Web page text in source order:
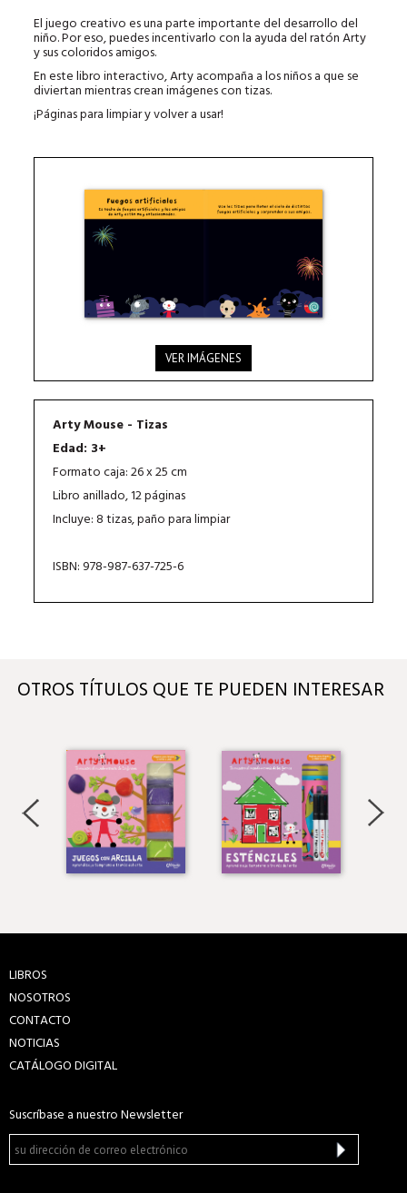
El juego creativo es una parte importante del desarrollo del
niño. Por eso, puedes incentivarlo con la ayuda del ratón Arty
y sus coloridos amigos.
En este libro interactivo, Arty acompaña a los niños a que se
diviertan mientras crean imágenes con tizas.
¡Páginas para limpiar y volver a usar!
VER IMÁGENES
Arty Mouse - Tizas
Edad: 3+
Formato caja: 26 x 25 cm
Libro anillado, 12 páginas
Incluye: 8 tizas, paño para limpiar
ISBN: 978-987-637-725-6
OTROS TÍTULOS QUE TE PUEDEN INTERESAR
LIBROS
NOSOTROS
CONTACTO
NOTICIAS
CATÁLOGO DIGITAL
Suscríbase a nuestro Newsletter